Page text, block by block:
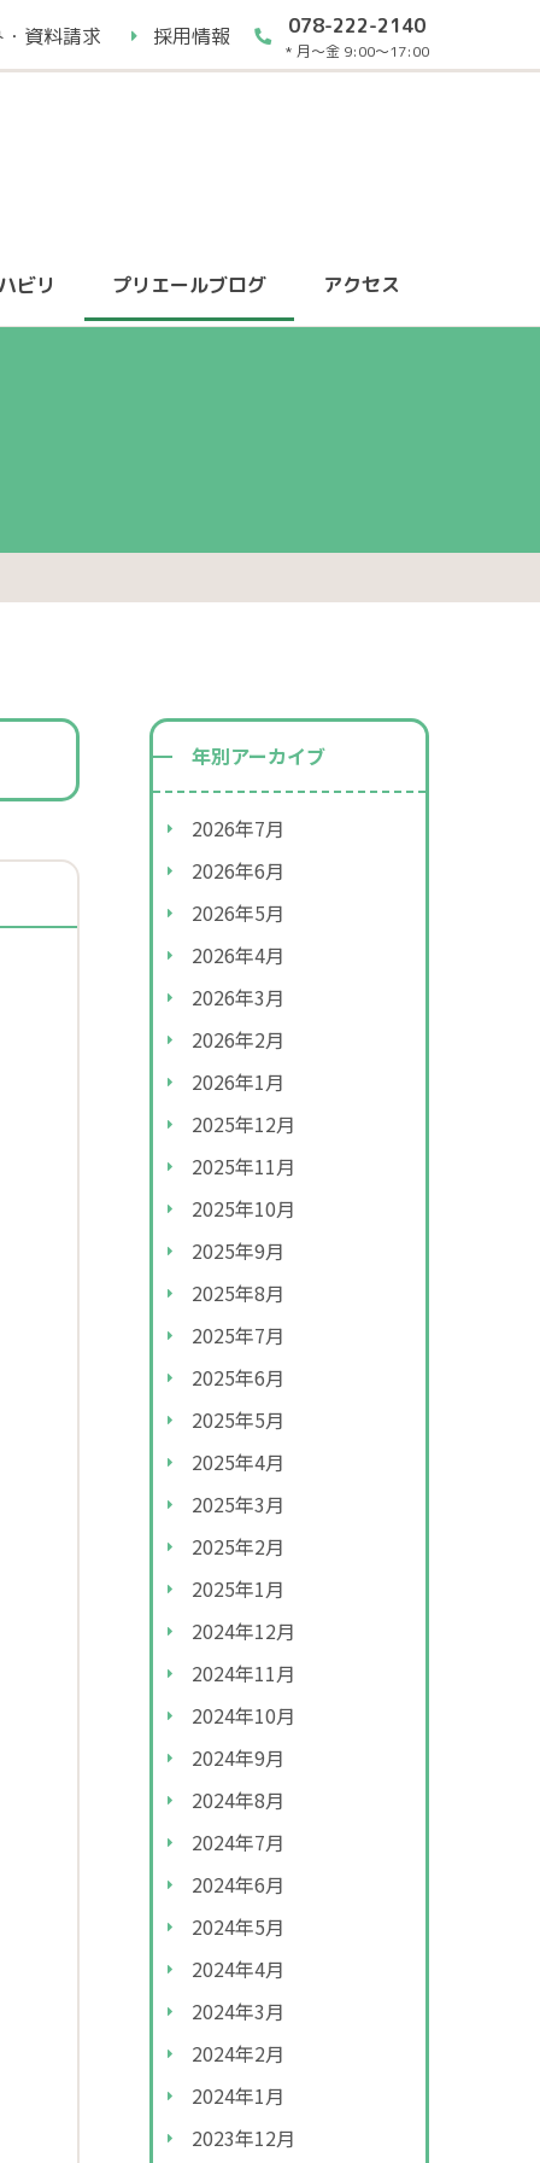
資料請求 採用情報 078-222-2140
* 月～金 9:00～17:00
ビリ プリエールブログ アクセス
年別アーカイブ
2026年7月
2026年6月
2026年5月
2026年4月
2026年3月
2026年2月
2026年1月
2025年12月
2025年11月
2025年10月
2025年9月
2025年8月
2025年7月
2025年6月
2025年5月
2025年4月
2025年3月
2025年2月
2025年1月
2024年12月
2024年11月
2024年10月
2024年9月
2024年8月
2024年7月
2024年6月
2024年5月
2024年4月
2024年3月
2024年2月
2024年1月
2023年12月